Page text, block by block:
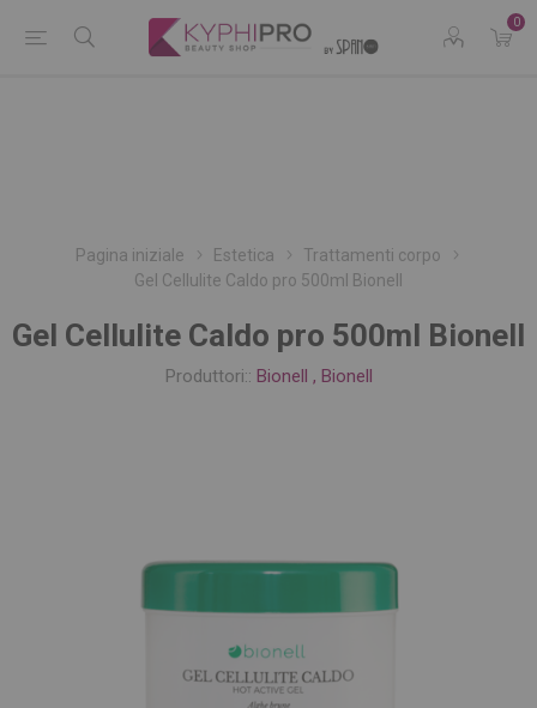
0
Pagina iniziale Estetica
Trattamenti corpo
Gel Cellulite Caldo pro 500ml Bionell
Gel Cellulite Caldo pro 500ml Bionell
Produttori:: Bionell , Bionell